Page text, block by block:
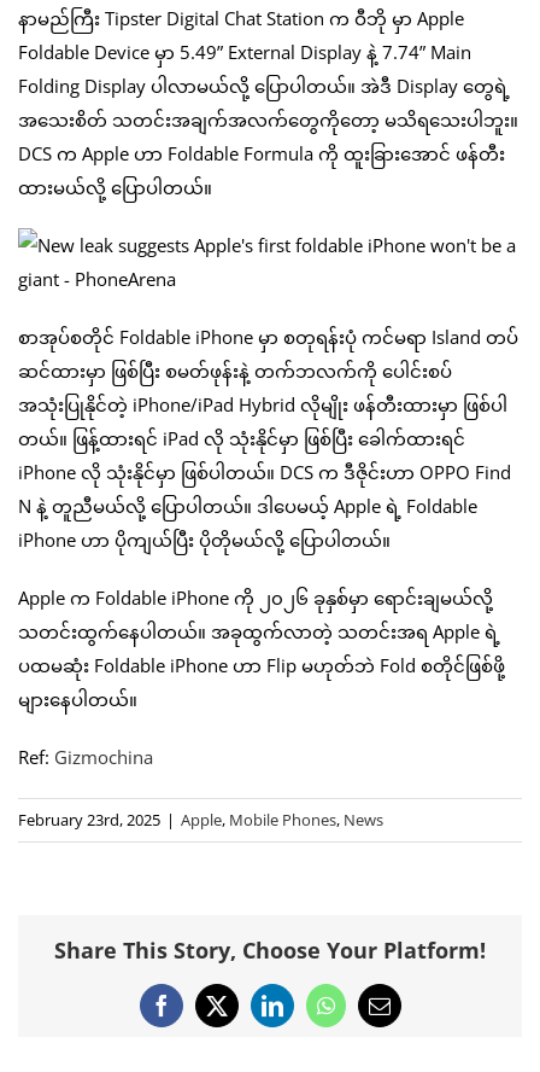
နာမည်ကြီး Tipster Digital Chat Station က ဝီဘို မှာ Apple
Foldable Device မှာ 5.49” External Display နဲ့ 7.74” Main
Folding Display ပါလာမယ်လို့ ပြောပါတယ်။ အဲဒီ Display တွေရဲ့
အသေးစိတ် သတင်းအချက်အလက်တွေကိုတော့ မသိရသေးပါဘူး။
DCS က Apple ဟာ Foldable Formula ကို ထူးခြားအောင် ဖန်တီး
ထားမယ်လို့ ပြောပါတယ်။
စာအုပ်စတိုင် Foldable iPhone မှာ စတုရန်းပုံ ကင်မရာ Island တပ်
ဆင်ထားမှာ ဖြစ်ပြီး စမတ်ဖုန်းနဲ့ တက်ဘလက်ကို ပေါင်းစပ်
အသုံးပြုနိုင်တဲ့ iPhone/iPad Hybrid လိုမျိုး ဖန်တီးထားမှာ ဖြစ်ပါ
တယ်။ ဖြန့်ထားရင် iPad လို သုံးနိုင်မှာ ဖြစ်ပြီး ခေါက်ထားရင်
iPhone လို သုံးနိုင်မှာ ဖြစ်ပါတယ်။ DCS က ဒီဇိုင်းဟာ OPPO Find
N နဲ့ တူညီမယ်လို့ ပြောပါတယ်။ ဒါပေမယ့် Apple ရဲ့ Foldable
iPhone ဟာ ပိုကျယ်ပြီး ပိုတိုမယ်လို့ ပြောပါတယ်။
Apple က Foldable iPhone ကို ၂၀၂၆ ခုနှစ်မှာ ရောင်းချမယ်လို့
သတင်းထွက်နေပါတယ်။ အခုထွက်လာတဲ့ သတင်းအရ Apple ရဲ့
ပထမဆုံး Foldable iPhone ဟာ Flip မဟုတ်ဘဲ Fold စတိုင်ဖြစ်ဖို့
များနေပါတယ်။
Ref: Gizmochina
February 23rd, 2025 | Apple, Mobile Phones, News
Share This Story, Choose Your Platform!
Facebook
X LinkedInWhatsApp
Email